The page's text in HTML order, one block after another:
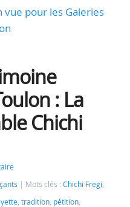
vue pour les Galeries
: La
Chichi
Mots clés : Chichi Fregi,
, tradition, pétition,